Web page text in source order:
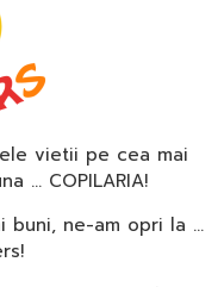
vietii pe cea mai
… COPILARIA!
buni, ne-am opri la …